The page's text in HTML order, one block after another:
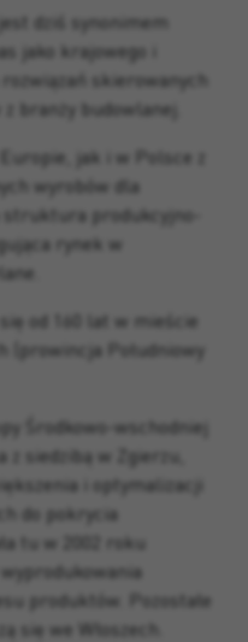
dziś synonimem
jako krajowego i
skierowanych
branży budowlanej.
jak i w Polsce z
wyrobów dla
produkcyjno-
rynek w
od 160 lat w mieście
(prowincja Południowy
Środkowo-wschodniej
siedzibą w Zgierzu,
i optymalizacji
do pokrycia
tu w 2002 roku
produktów. Pozostałe
się we Włoszech.